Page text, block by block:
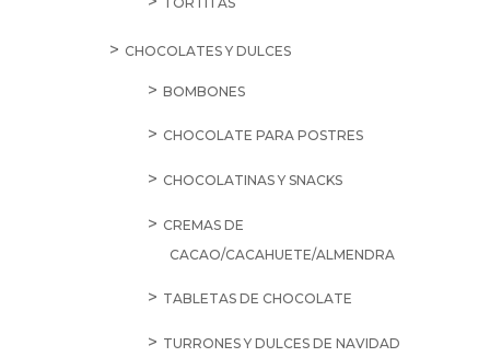
CHOCOLATES Y DULCES
BOMBONES
CHOCOLATE PARA POSTRES
CHOCOLATINAS Y SNACKS
CREMAS DE
CACAO/CACAHUETE/ALMENDRA
TABLETAS DE CHOCOLATE
TURRONES Y DULCES DE NAVIDAD